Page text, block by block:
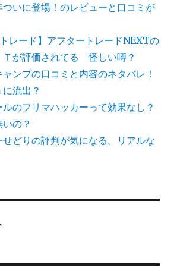
いに登場！のレビューと口コミが
レード】アフタートレードNEXTの
Ｔが評価されてる 怪しい噂？
ンプの口コミと内容のネタバレ！
流出？
のフリマハッカーって効果なし？
の？
せどりの評判が気になる。リアルな